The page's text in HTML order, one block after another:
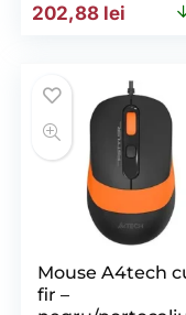
Prețul inițial a
202,88 lei
Mouse A4tech
fir –